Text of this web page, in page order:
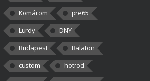
Komárom
pre65
Lurdy
DNY
Budapest
Balaton
custom
hotrod